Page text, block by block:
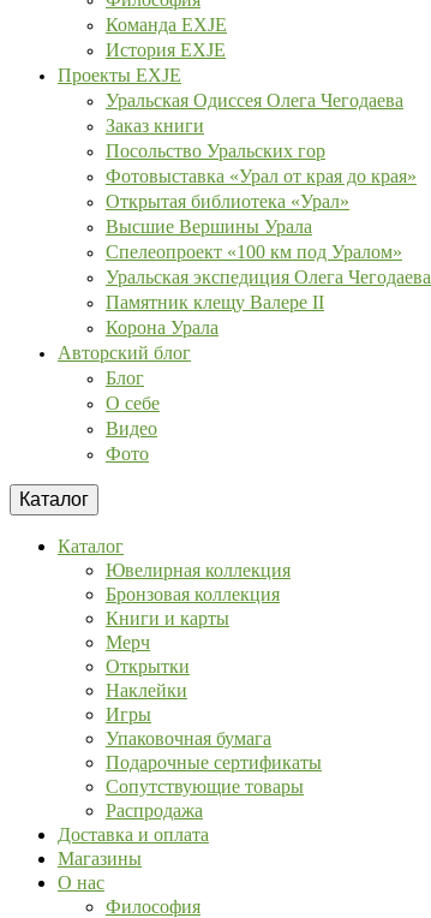
Команда EXJE
История EXJE
Проекты EXJE
Уральская Одиссея Олега Чегодаева
Заказ книги
Посольство Уральских гор
Фотовыставка «Урал от края до края»
Открытая библиотека «Урал»
Высшие Вершины Урала
Спелеопроект «100 км под Уралом»
Уральская экспедиция Олега Чегодаева
Памятник клещу Валере II
Корона Урала
Авторский блог
Блог
О себе
Видео
Фото
Каталог
Каталог
Ювелирная коллекция
Бронзовая коллекция
Книги и карты
Мерч
Открытки
Наклейки
Игры
Упаковочная бумага
Подарочные сертификаты
Сопутствующие товары
Распродажа
Доставка и оплата
Магазины
О нас
Философия